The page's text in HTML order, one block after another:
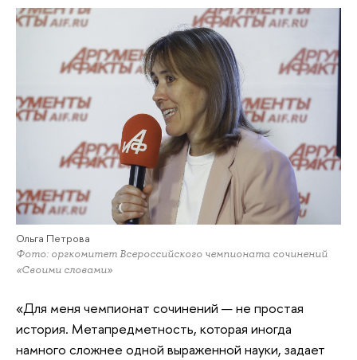
Ольга Петрова
Фото: оргкомитет Всероссийского чемпионата сочинений
«Своими словами»
«Для меня чемпионат сочинений — не простая
история. Метапредметность, которая иногда
намного сложнее одной выраженной науки, задает